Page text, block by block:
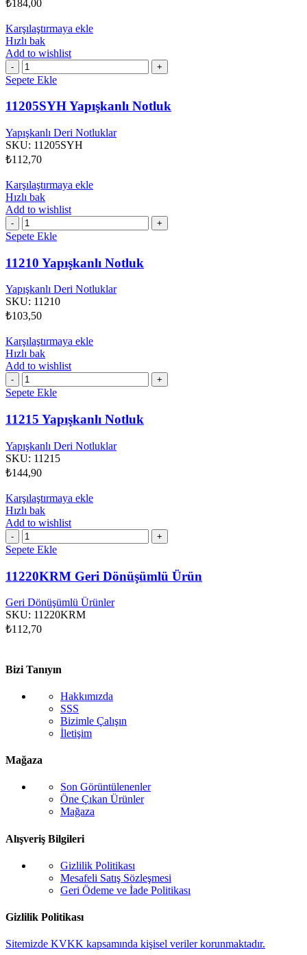
₺184,00
Karşılaştırmaya ekle
Hızlı bak
Add to wishlist
11205SYH
Yapışkanlı
adet
Sepete Ekle
11205SYH Yapışkanlı Notluk
Yapışkanlı Deri Notluklar
SKU: 11205SYH
₺112,70
Karşılaştırmaya ekle
Hızlı bak
Add to wishlist
11210
Yapışkanlı
adet
Sepete Ekle
11210 Yapışkanlı Notluk
Yapışkanlı Deri Notluklar
SKU: 11210
₺103,50
Karşılaştırmaya ekle
Hızlı bak
Add to wishlist
11215
Yapışkanlı
adet
Sepete Ekle
11215 Yapışkanlı Notluk
Yapışkanlı Deri Notluklar
SKU: 11215
₺144,90
Karşılaştırmaya ekle
Hızlı bak
Add to wishlist
11220KRM
Geri
Ürün
adet
Sepete Ekle
11220KRM Geri Dönüşümlü Ürün
Geri Dönüşümlü Ürünler
SKU: 11220KRM
₺112,70
Bizi Tanıyın
Hakkımızda
SSS
Bizimle Çalışın
İletişim
Mağaza
Son Görüntülenenler
Öne Çıkan Ürünler
Mağaza
Alışveriş Bilgileri
Gizlilik Politikası
Mesafeli Satış Sözleşmesi
Geri Ödeme ve İade Politikası
Gizlilik Politikası
Sitemizde KVKK kapsamında kişisel veriler korunmaktadır.